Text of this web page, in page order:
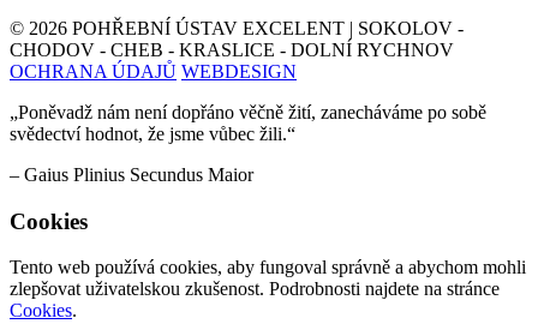
© 2026 POHŘEBNÍ ÚSTAV EXCELENT | SOKOLOV -
CHODOV - CHEB - KRASLICE - DOLNÍ RYCHNOV
OCHRANA ÚDAJŮ WEBDESIGN
„Poněvadž nám není dopřáno věčně žití, zanecháváme po sobě
svědectví hodnot, že jsme vůbec žili.“
– Gaius Plinius Secundus Maior
Cookies
Tento web používá cookies, aby fungoval správně a abychom mohli
zlepšovat uživatelskou zkušenost. Podrobnosti najdete na stránce
Cookies.